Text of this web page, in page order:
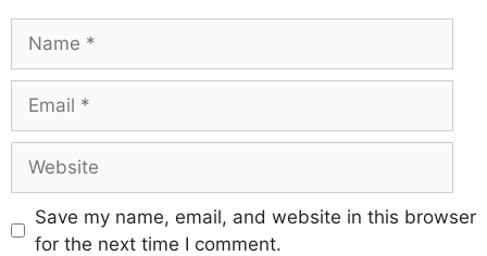
Save my name, email, and website in this browser
for the next time I comment.